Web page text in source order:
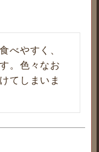
べやすく、
。色々なお
てしまいま